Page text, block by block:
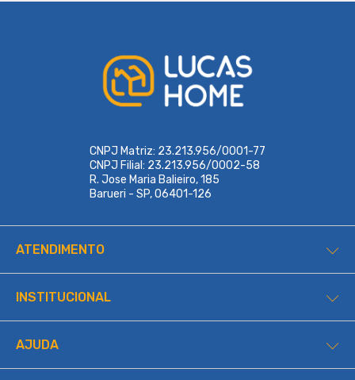
CNPJ Matriz: 23.213.956/0001-77
CNPJ Filial: 23.213.956/0002-58
R. Jose Maria Balieiro, 185
Barueri - SP, 06401-126
ATENDIMENTO
INSTITUCIONAL
AJUDA